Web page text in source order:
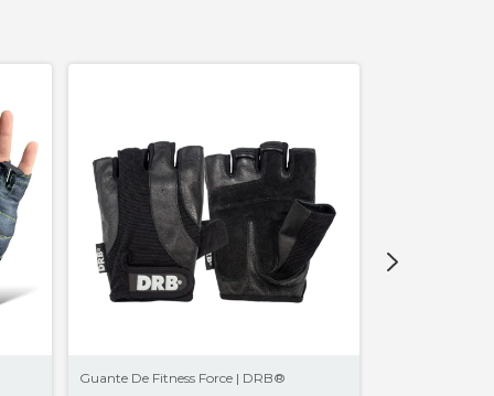
Guante De Fitness Force | DRB®